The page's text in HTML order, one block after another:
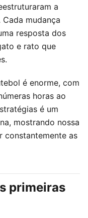
a
mudança
resposta dos
e rato que
é enorme, com
horas ao
é um
mostrando nossa
constantemente as
primeiras